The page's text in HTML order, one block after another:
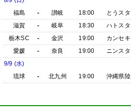
福島
- 讃岐 18:00
とうスタ
滋賀
- 岐阜 18:30
ハトスタ
栃木SC
- 金沢 19:00
カンセキ
愛媛
- 奈良 19:00
ニンスタ
9/9 (水)
琉球
- 北九州 19:00 沖縄県陸